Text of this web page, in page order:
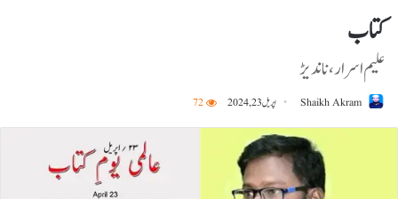
کتاب
علیم اسرار، ناندیڑ
Shaikh Akram اپریل 23, 2024 72